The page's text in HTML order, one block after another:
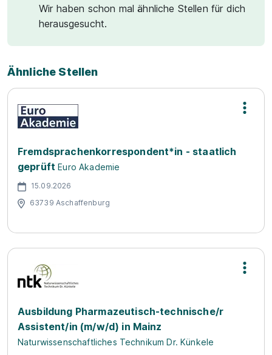
Wir haben schon mal ähnliche Stellen für dich
herausgesucht.
Ähnliche Stellen
Fremdsprachenkorrespondent*in - staatlich
geprüft Euro Akademie
15.09.2026
63739 Aschaffenburg
Ausbildung Pharmazeutisch-technische/r
Assistent/in (m/w/d) in Mainz
Naturwissenschaftliches Technikum Dr. Künkele